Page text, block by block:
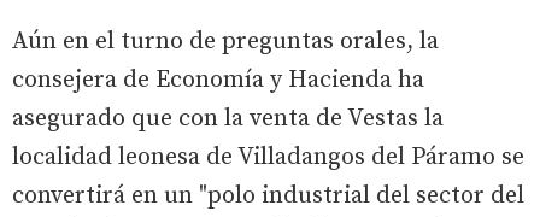
Aún en el turno de preguntas orales, la
consejera de Economía y Hacienda ha
asegurado que con la venta de Vestas la
localidad leonesa de Villadangos del Páramo se
convertirá en un "polo industrial del sector del